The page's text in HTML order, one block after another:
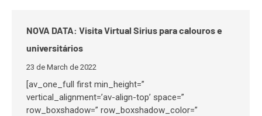
NOVA DATA: Visita Virtual Sirius para calouros e
universitários
23 de March de 2022
[av_one_full first min_height=”
vertical_alignment=’av-align-top’ space=”
row_boxshadow=” row_boxshadow_color=”